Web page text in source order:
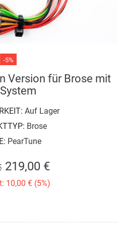
-5%
Version für Brose mit
Auf Lager
Brose
PearTune
219,00 €
10,00 € (5%)